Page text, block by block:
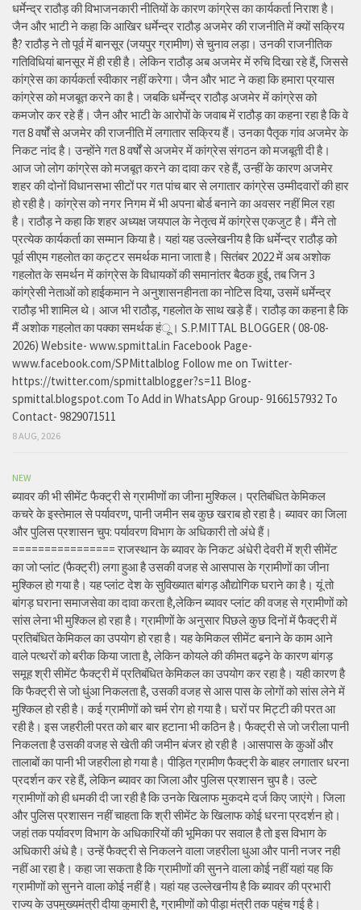
धर्मेन्द्र राठौड़ की विभाजनकारी नीतियों के कारण कांग्रेस का कार्यकर्ता निराश है।
जैन और भाटी ने कहा कि आखिर धर्मेन्द्र राठौड़ अजमेर की राजनीति में क्यों सक्रिय
हैै? राठौड़ ने तो पूर्व में बानसूर (जयपुर ग्रामीण) से चुनाव लड़ा। उनकी राजनीतिक
गतिविधियां बानसूर में ही रही है। लेकिन राठौड़ अब अजमेर में रुचि दिखा रहे हैं, जिससे
कांग्रेस का कार्यकर्ता स्वीकार नहीं करेगा। जैन और भाट ने कहा कि हमारा प्रयास
कांग्रेस को मजबूत करने का है। जबकि धर्मेन्द्र राठौड़ अजमेर में कांग्रेस को
कमजोर कर रहे हैं। जैन और भाटी के आरोपों के जवाब में राठौड़ का कहना रहा है कि वे
गत 8 वर्षों से अजमेर की राजनीति में लगातार सक्रिय हैं। उनका पैतृक गांव अजमेर के
निकट नांद है। उन्होंने गत 8 वर्षों से अजमेर में कांग्रेस संगठन को मजबूती दी है।
आज जो लोग कांग्रेस को मजबूत करने का दावा कर रहे हैं, उन्हीं के कारण अजमेर
शहर की दोनों विधानसभा सीटों पर गत पांच बार से लगातार कांग्रेस उम्मीदवारों की हार
हो रही है। कांग्रेस को नगर निगम में भी अपना बोर्ड बनाने का अवसर नहीं मिल रहा
है। राठौड़ ने कहा कि शहर अध्यक्ष जयपाल के नेतृत्व में कांग्रेस एकजुट है। मैंने तो
प्रत्येक कार्यकर्ता का सम्मान किया है। यहां यह उल्लेखनीय है कि धर्मेन्द्र राठौड़ को
पूर्व सीएम गहलोत का कट्टर समर्थक माना जाता है। सितंबर 2022 में अब अशोक
गहलोत के समर्थन में कांग्रेस के विधायकों की समानांतर बैठक हुई, तब जिन 3
कांग्रेसी नेताओं को हाईकमान ने अनुशासनहीनता का नोटिस दिया, उसमें धर्मेन्द्र
राठौड़ भी शामिल थे। आज भी राठौड़, गहलोत के साथ खड़े हैं। राठौड़ का कहना है कि
मैं अशोक गहलोत का पक्का समर्थक हंू। S.P.MITTAL BLOGGER ( 08-08-
2026) Website- www.spmittal.in Facebook Page-
www.facebook.com/SPMittalblog Follow me on Twitter-
https://twitter.com/spmittalblogger?s=11 Blog-
spmittal.blogspot.com To Add in WhatsApp Group- 9166157932 To
Contact- 9829071511
8 AUG, 2026
NEW
ब्यावर की भी सीमेंट फैक्ट्री से ग्रामीणों का जीना मुश्किल। प्रतिबंधित केमिकल
कचरे के इस्तेमाल से पर्यावरण, पानी जमीन सब कुछ खराब हो रहा है। ब्यावर का जिला
और पुलिस प्रशासन चुप: पर्यावरण विभाग के अधिकारी तो अंधे हैं।
================ राजस्थान के ब्यावर के निकट अंधेरी देवरी में श्री सीमेंट
का जो प्लांट (फैक्ट्री) लगा हुआ है उसकी वजह से आसपास के ग्रामीणों का जीना
मुश्किल हो गया है। यह प्लांट देश के सुविख्यात बांगड़ औद्योगिक घराने का है। यूं तो
बांगड़ घराना समाजसेवा का दावा करता है,लेकिन ब्यावर प्लांट की वजह से ग्रामीणों को
सांस लेना भी मुश्किल हो रहा है। ग्रामीणों के अनुसार पिछले कुछ दिनों में फैक्ट्री में
प्रतिबंधित केमिकल का उपयोग हो रहा है। यह केमिकल सीमेंट बनाने के काम आने
वाले पत्थरों को बरीक किया जाता है, लेकिन कोयले की कीमत बढ़ने के कारण बांगड़
समूह श्री सीमेंट फैक्ट्री में प्रतिबंधित केमिकल का उपयोग कर रहा है। यही कारण है
कि फैक्ट्री से जो धुंआ निकलता है, उसकी वजह से आस पास के लोगों को सांस लेने में
मुश्किल हो रही है। कई ग्रामीणों को चर्म रोग हो गया है। घरों पर मिट्टी की परत आ
रही है। इस जहरीली परत को बार बार हटाना भी कठिन है। फैक्ट्री से जो जरीला पानी
निकलता है उसकी वजह से खेती की जमीन बंजर हो रही है ।आसपास के कुओं और
तालाबों का पानी भी जहरीला हो गया है। पीड़ित ग्रामीण फैक्ट्री के बाहर लगातार धरना
प्रदर्शन कर रहे हैं, लेकिन ब्यावर का जिला और पुलिस प्रशासन चुप है। उल्टे
ग्रामीणों को ही धमकी दी जा रही है कि उनके खिलाफ मुकदमे दर्ज किए जाएंगे। जिला
और पुलिस प्रशासन नहीं चाहता कि श्री सीमेंट के खिलाफ कोई धरना प्रदर्शन हो।
जहां तक पर्यावरण विभाग के अधिकारियों की भूमिका पर सवाल है तो इस विभाग के
अधिकारी अंधे है। उन्हें फैक्ट्री से निकलने वाला जहरीला धुआ और पानी नजर नही
नहीं आ रहा है। कहा जा सकता है कि ग्रामीणों की सुनने वाला कोई नहीं यहां यह कि
ग्रामीणों को सुनने वाला कोई नहीं है। यहां यह उल्लेखनीय है कि ब्यावर की प्रभारी
राज्य के उपमुख्यमंत्री दीया कुमारी है, ग्रामीणों को पीड़ा मंत्री तक पहुंच गई है।